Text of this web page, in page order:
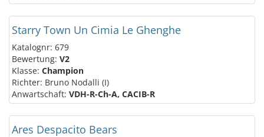
Starry Town Un Cimia Le Ghenghe
Katalognr: 679
Bewertung: V2
Klasse: Champion
Richter: Bruno Nodalli (I)
Anwartschaft: VDH-R-Ch-A, CACIB-R
Ares Despacito Bears